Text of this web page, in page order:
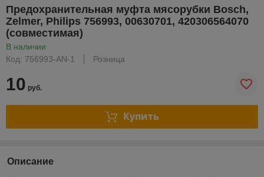
Предохранительная муфта мясорубки Bosch,
Zelmer, Philips 756993, 00630701, 420306564070
(совместимая)
В наличии
Код: 756993-AN-1
Розница
10 руб.
Купить
Описание